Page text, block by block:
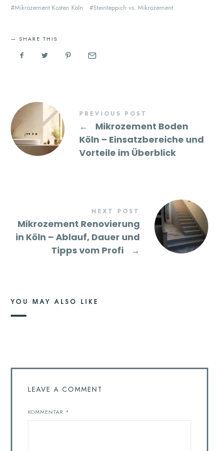
Mikrozement Kosten Köln
Steinteppich vs. Mikrozement
SHARE THIS
PREVIOUS POST
←
Mikrozement Boden
Köln – Einsatzbereiche und
Vorteile im Überblick
NEXT POST
Mikrozement Renovierung
in Köln – Ablauf, Dauer und
Tipps vom Profi
→
YOU MAY ALSO LIKE
LEAVE A COMMENT
KOMMENTAR *